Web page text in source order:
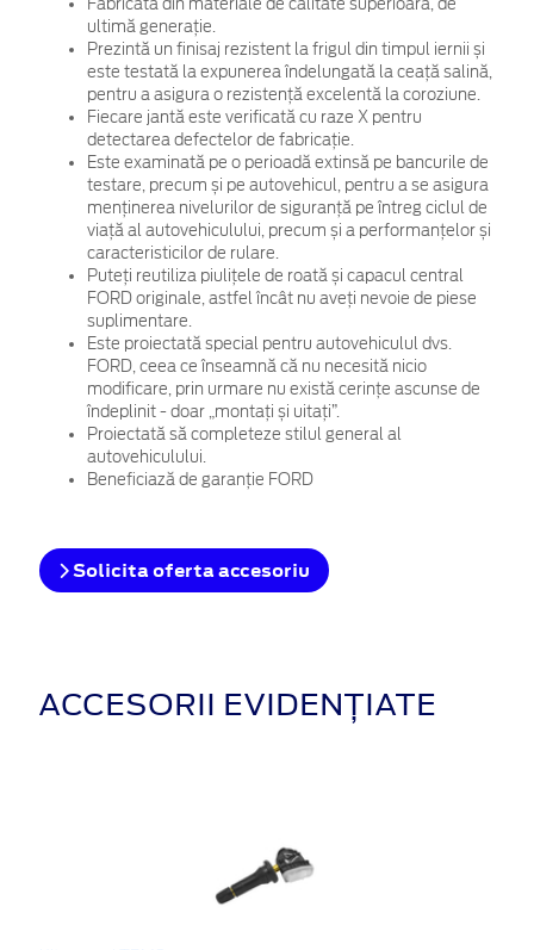
Fabricată din materiale de calitate superioară, de
ultimă generație.
Prezintă un finisaj rezistent la frigul din timpul iernii și
este testată la expunerea îndelungată la ceață salină,
pentru a asigura o rezistență excelentă la coroziune.
Fiecare jantă este verificată cu raze X pentru
detectarea defectelor de fabricație.
Este examinată pe o perioadă extinsă pe bancurile de
testare, precum și pe autovehicul, pentru a se asigura
menținerea nivelurilor de siguranță pe întreg ciclul de
viață al autovehiculului, precum și a performanțelor și
caracteristicilor de rulare.
Puteți reutiliza piulițele de roată și capacul central
FORD originale, astfel încât nu aveți nevoie de piese
suplimentare.
Este proiectată special pentru autovehiculul dvs.
FORD, ceea ce înseamnă că nu necesită nicio
modificare, prin urmare nu există cerințe ascunse de
îndeplinit - doar „montați și uitați”.
Proiectată să completeze stilul general al
autovehiculului.
Beneficiază de garanție FORD
Solicita oferta accesoriu
ACCESORII EVIDENȚIATE